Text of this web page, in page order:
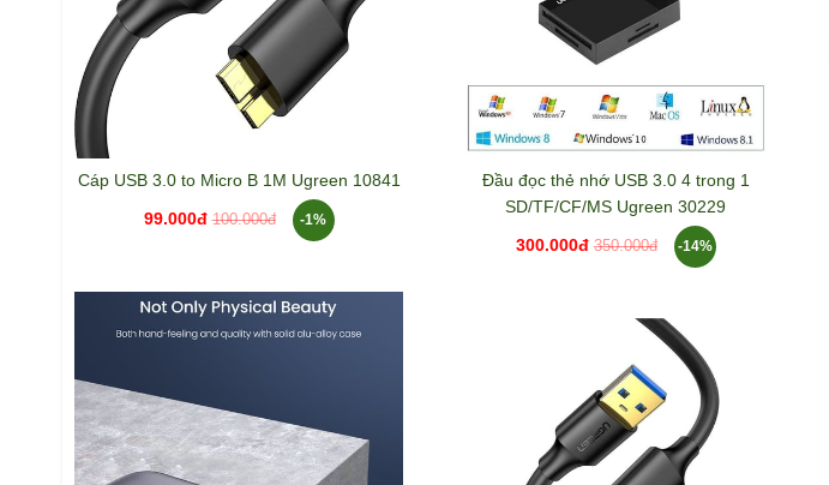
Cáp USB 3.0 to Micro B 1M Ugreen 10841
99.000đ 100.000đ -1%
Đầu đọc thẻ nhớ USB 3.0 4 trong 1
SD/TF/CF/MS Ugreen 30229
300.000đ 350.000đ -14%